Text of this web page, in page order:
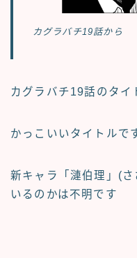
カグラバチ19話から
カグラバチ19話のタイ
かっこいいタイトルで
新キャラ 「漣伯理」(
いるのかは不明です